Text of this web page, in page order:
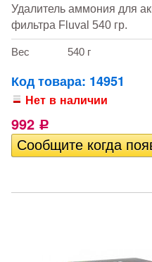
Удалитель аммония для
фильтра Fluval 540 гр.
Вес 540 г
Код товара: 14951
Нет в наличии
992 Р